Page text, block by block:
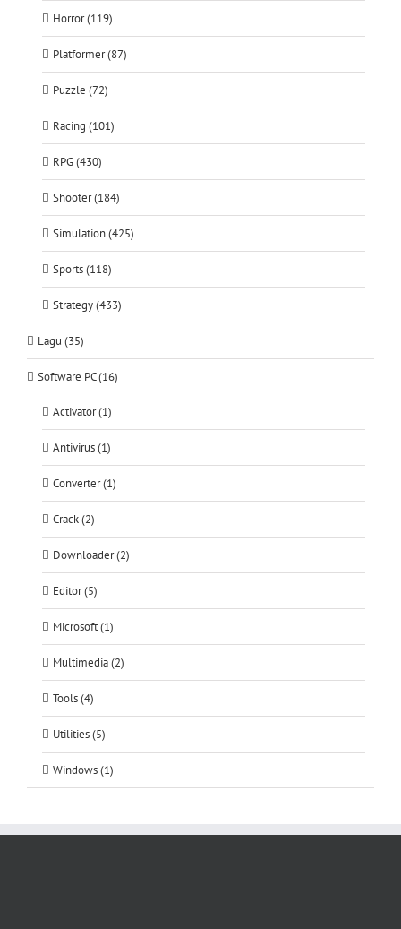
Horror (119)
Platformer (87)
Puzzle (72)
Racing (101)
RPG (430)
Shooter (184)
Simulation (425)
Sports (118)
Strategy (433)
Lagu (35)
Software PC (16)
Activator (1)
Antivirus (1)
Converter (1)
Crack (2)
Downloader (2)
Editor (5)
Microsoft (1)
Multimedia (2)
Tools (4)
Utilities (5)
Windows (1)